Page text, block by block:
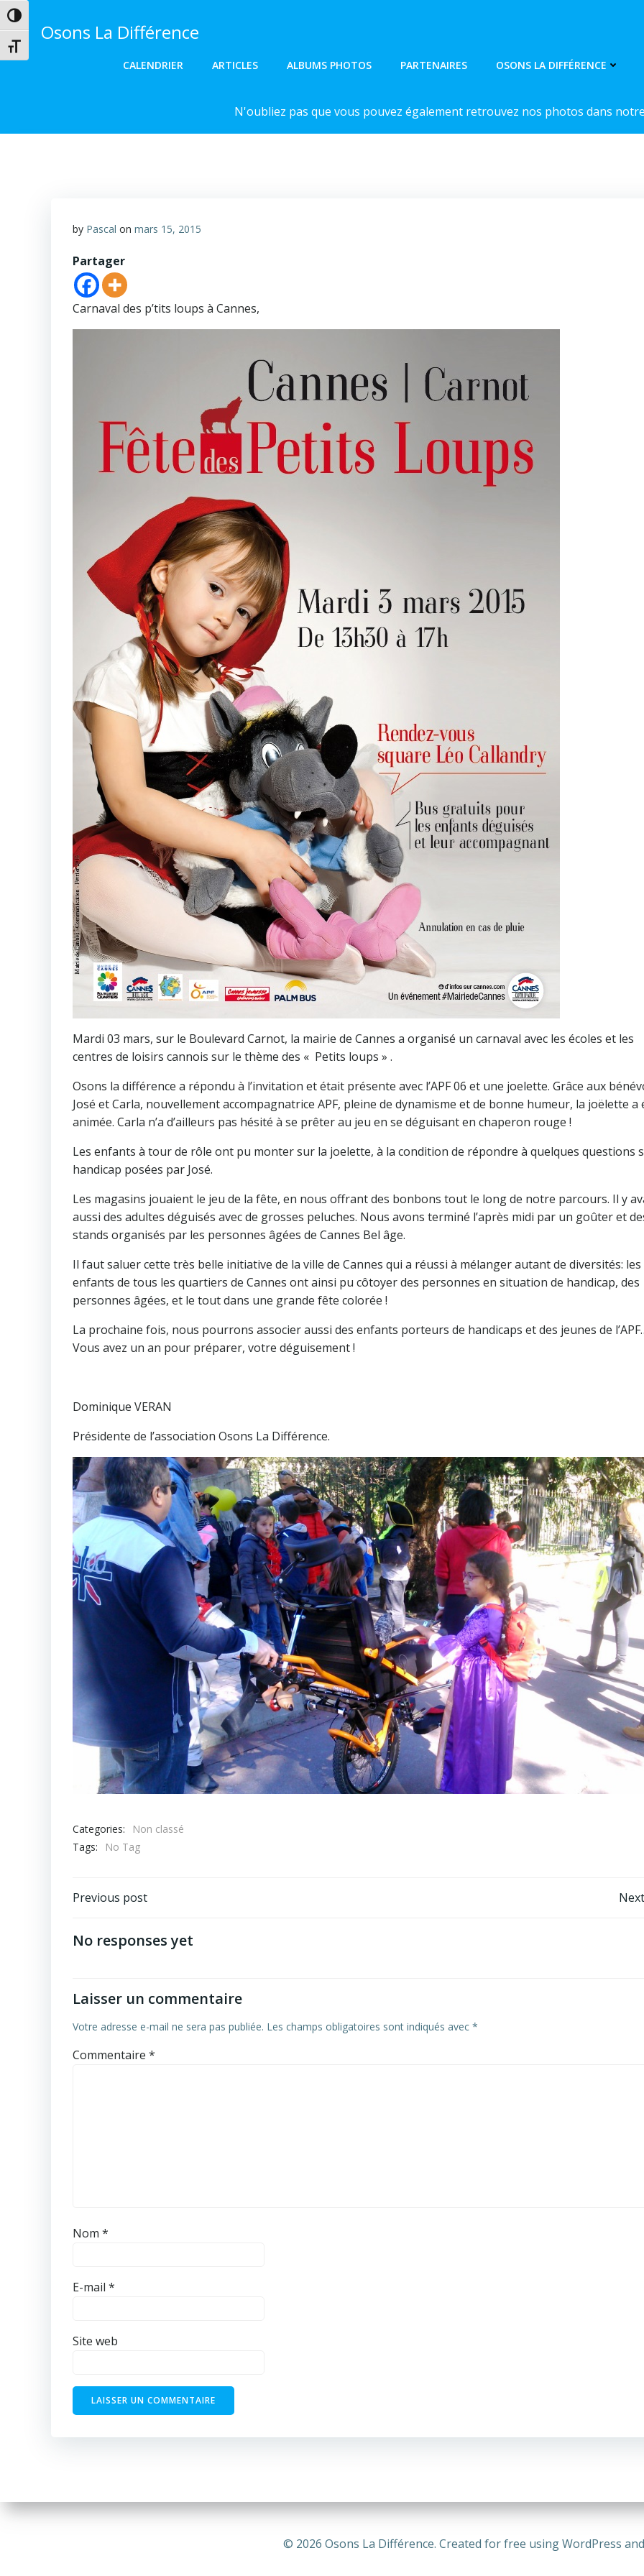
Passer en contraste élevé
Changer la taille de la police
Aller
au
contenuOsons La Différence
CALENDRIER ARTICLES ALBUMS PHOTOS PARTENAIRES OSONS LA DIFFÉRENCE
N'oubliez pas que vous pouvez également retrouvez nos photos dans
by Pascal on mars 15, 2015
Partager
Carnaval des p’tits loups à Cannes,
Mardi 03 mars, sur le Boulevard Carnot, la mairie de Cannes a organisé un carnaval avec les écoles et les
centres de loisirs cannois sur le thème des « Petits loups » .
Osons la différence a répondu à l’invitation et était présente avec l’APF 06 et une joelette. Grâce aux
José et Carla, nouvellement accompagnatrice APF, pleine de dynamisme et de bonne humeur, la joëlette a
animée. Carla n’a d’ailleurs pas hésité à se prêter au jeu en se déguisant en chaperon rouge !
Les enfants à tour de rôle ont pu monter sur la joelette, à la condition de répondre à quelques questions
handicap posées par José.
Les magasins jouaient le jeu de la fête, en nous offrant des bonbons tout le long de notre parcours. Il y
aussi des adultes déguisés avec de grosses peluches. Nous avons terminé l’après midi par un goûter et
stands organisés par les personnes âgées de Cannes Bel âge.
Il faut saluer cette très belle initiative de la ville de Cannes qui a réussi à mélanger autant de diversités: les
enfants de tous les quartiers de Cannes ont ainsi pu côtoyer des personnes en situation de handicap, des
personnes âgées, et le tout dans une grande fête colorée !
La prochaine fois, nous pourrons associer aussi des enfants porteurs de handicaps et des jeunes de
Vous avez un an pour préparer, votre déguisement !
Dominique VERAN
Présidente de l’association Osons La Différence.
Categories:
Non classé
Tags:
No Tag
Post
navigation
Previous post
No responses yet
Laisser un commentaire
Votre adresse e-mail ne sera pas publiée. Les champs obligatoires sont indiqués avec *
Commentaire *
Nom *
E-mail *
Site web
© 2026 Osons La Différence. Created for free using WordPress